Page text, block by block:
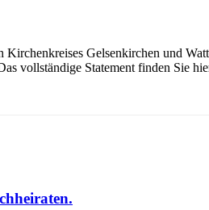
Gelsenkirchen und
vollständige Statement finden Sie